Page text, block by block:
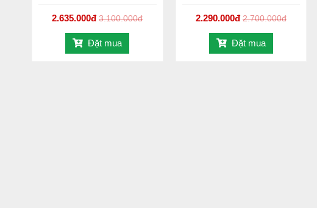
2.635.000đ 3.100.000đ
Đặt mua
2.290.000đ 2.700.000đ
Đặt mua